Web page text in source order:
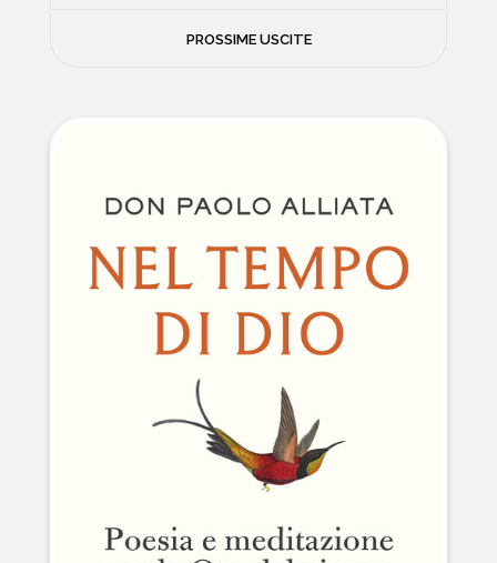
NEWS
NATURA E VIAGGI
POLITICA E INCHIESTE
STORIE STRAORDINARIE
MUSICA E ARTE
CUCINA E SALUTE
FUORI SCAFFALE
PROSSIME USCITE